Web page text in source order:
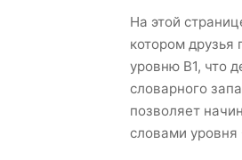
На этой
котором друзья
уровню B1, что
словарного
позволяет
словами уровня